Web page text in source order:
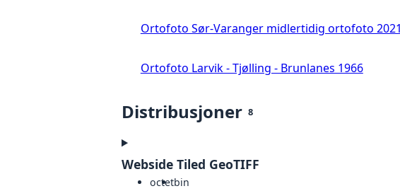
Ortofoto Sør-Varanger midlertidig ortofoto 2021
Ortofoto Larvik - Tjølling - Brunlanes 1966
Distribusjoner 8
Webside Tiled GeoTIFF
octetbin